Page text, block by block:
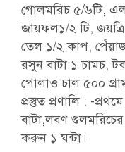
গোলমরিচ ৫/৬টি,
জায়ফল১/২ টি,
তেল ১/২ কাপ,
রসুন বাটা ১ চামচ,
পোলাও চাল ৫০০
প্রস্তুত প্রণালি : -
বাটা,লবণ
করুন ১ ঘন্টা।